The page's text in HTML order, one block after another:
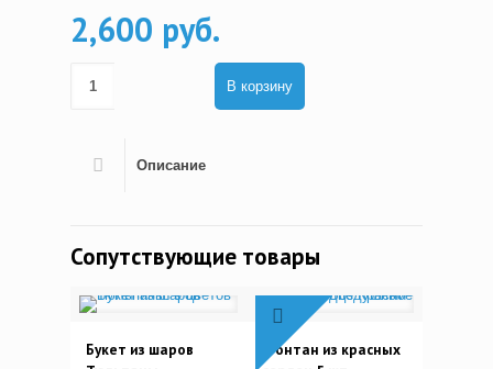
2,600 руб.
В корзину
Описание
Сопутствующие товары
Букет из шаров
Фонтан из красных